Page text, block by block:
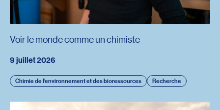
9 juillet 2026
Chimie de l’environnement et des bioressources Recherche
Voir le monde comme un chimiste